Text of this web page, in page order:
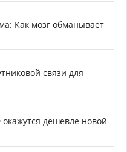
Как мозг обманывает
связи для
дешевле новой